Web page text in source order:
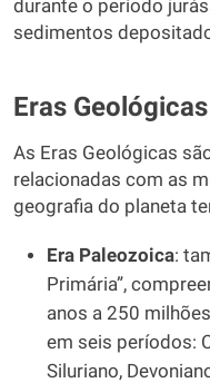
durante o período
sedimentos
Eras Geológicas
As Eras Geológicas
relacionadas com as
geografia do planeta
Era Paleozoica:
Primária”,
anos a 250
em seis períodos:
Siluriano,